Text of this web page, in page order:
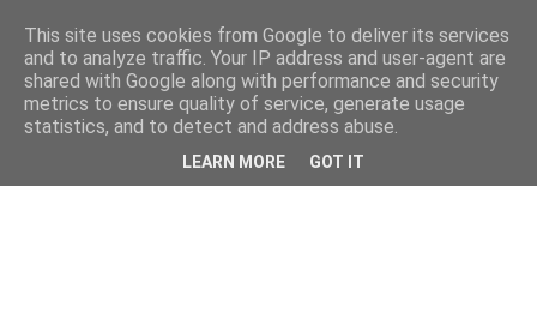
This site uses cookies from Google to deliver its services
and to analyze traffic. Your IP address and user-agent are
shared with Google along with performance and security
metrics to ensure quality of service, generate usage
statistics, and to detect and address abuse.
LEARN MORE GOT IT